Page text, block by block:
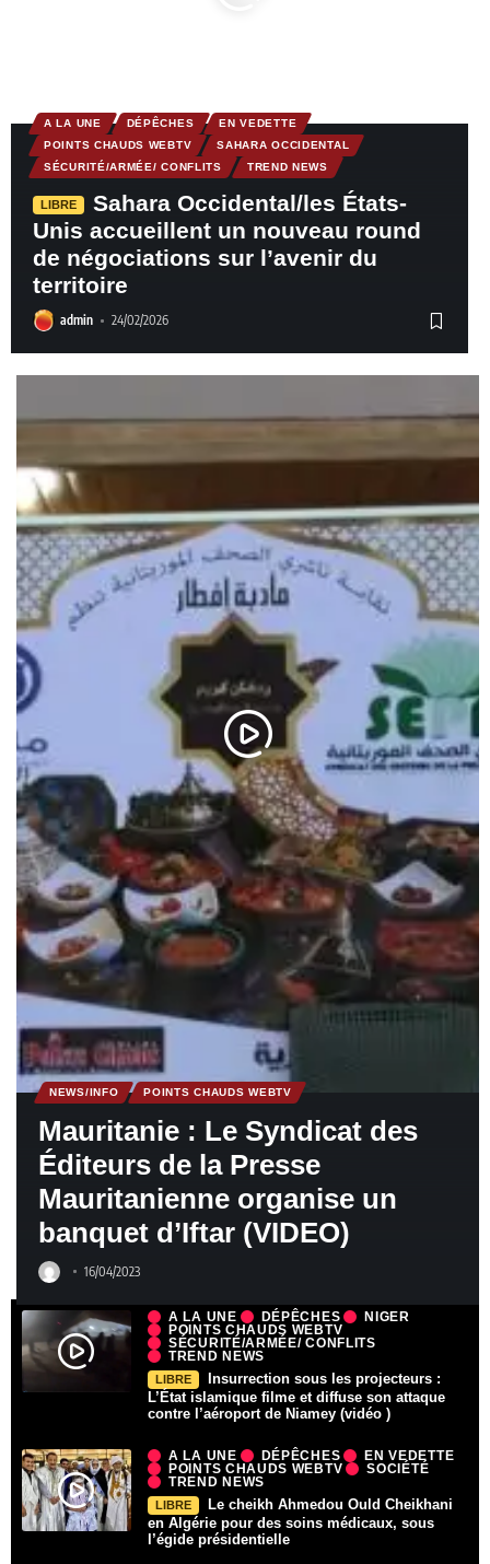
A LA UNE DÉPÊCHES
EN VEDETTE
POINTS CHAUDS WEBTV
SAHARA OCCIDENTAL
SÉCURITÉ/ARMÉE/ CONFLITS
TREND NEWS
LIBRE
Sahara Occidental/les États-
Unis accueillent un nouveau round
de négociations sur l’avenir du
territoire
admin 24/02/2026
NEWS/INFO POINTS CHAUDS WEBTV
Mauritanie : Le Syndicat des
Éditeurs de la Presse
Mauritanienne organise un
banquet d’Iftar (VIDEO)
16/04/2023
A LA UNE DÉPÊCHES
NIGER
POINTS CHAUDS WEBTV
SÉCURITÉ/ARMÉE/ CONFLITS
TREND NEWS
LIBRE
Insurrection sous les projecteurs :
L’État islamique filme et diffuse son attaque
contre l’aéroport de Niamey (vidéo )
A LA UNE DÉPÊCHES
EN VEDETTE
POINTS CHAUDS WEBTV
SOCIÉTÉ
TREND NEWS
LIBRE
Le cheikh Ahmedou Ould Cheikhani
en Algérie pour des soins médicaux, sous
l’égide présidentielle